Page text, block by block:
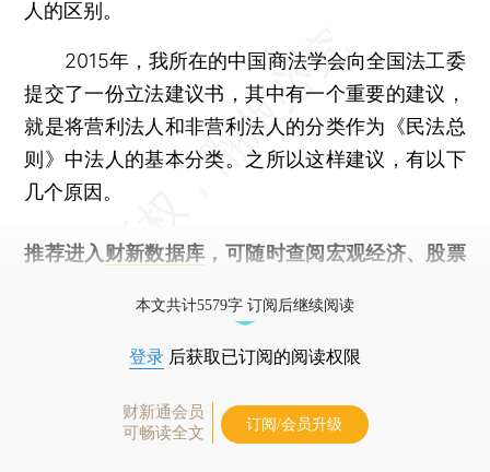
人的区别。
2015年，我所在的中国商法学会向全国法工委
提交了一份立法建议书，其中有一个重要的建议，
就是将营利法人和非营利法人的分类作为《民法总
则》中法人的基本分类。之所以这样建议，有以下
几个原因。
推荐进入 财新数据库 ，可随时查阅宏观经济、股票
本文共计5579字 订阅后继续阅读
登录 后获取已订阅的阅读权限
财新通会员
可畅读全文
订阅/会员升级